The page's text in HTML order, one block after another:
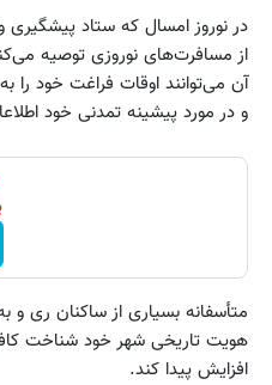
در نوروز امسال که ستاد پیشگیری
از مسافرت‌های نوروزی توصیه
آن می‌توانند اوقات فراغت خود را به
و در مورد پیشینه تمدنی خود
متأسفانه بسیاری از ساکنان ری و
هویت تاریخی شهر خود شناخت کافی
افزایش پیدا کند.